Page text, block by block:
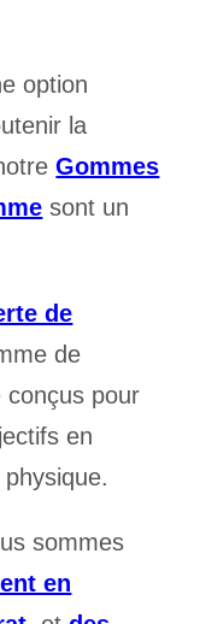
option
la
Gommes
sont un
de
de
conçus pour
en
sommes
en